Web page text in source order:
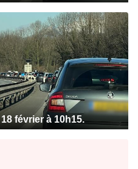
février à 10h15.